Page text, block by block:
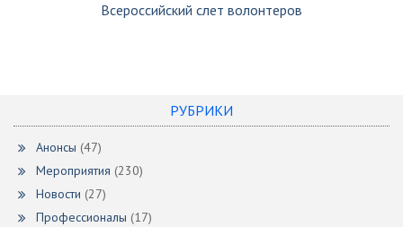
Всероссийский слет волонтеров
РУБРИКИ
Анонсы (47)
Мероприятия (230)
Новости (27)
Профессионалы (17)